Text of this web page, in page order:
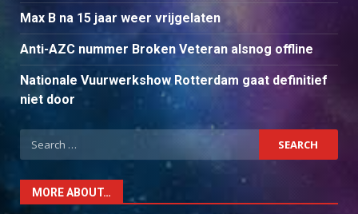
Max B na 15 jaar weer vrijgelaten
Anti-AZC nummer Broken Veteran alsnog offline
Nationale Vuurwerkshow Rotterdam gaat definitief
niet door
Search
for:
MORE ABOUT…